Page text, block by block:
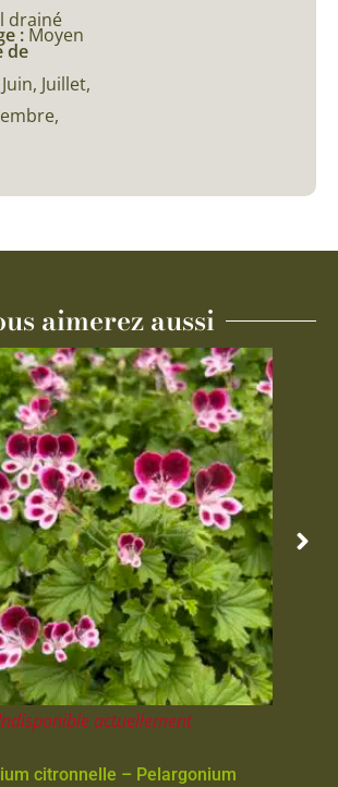
drainé
:Moyen
de
Juin, Juillet,
aimerez aussi
actuellement
citronnelle – Pelargonium